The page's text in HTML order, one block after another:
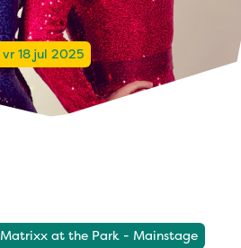
vr 18 jul 2025
at the Park - Mainstage